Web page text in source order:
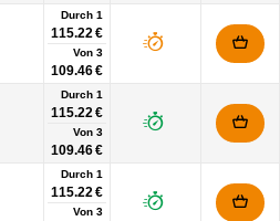
Durch 1
115.22 €
Von 3
109.46 €
Durch 1
115.22 €
Von 3
109.46 €
Durch 1
115.22 €
Von 3